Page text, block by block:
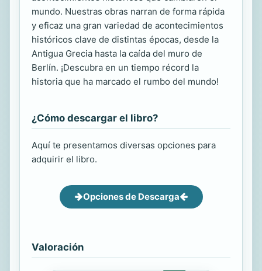
mundo. Nuestras obras narran de forma rápida
y eficaz una gran variedad de acontecimientos
históricos clave de distintas épocas, desde la
Antigua Grecia hasta la caída del muro de
Berlín. ¡Descubra en un tiempo récord la
historia que ha marcado el rumbo del mundo!
¿Cómo descargar el libro?
Aquí te presentamos diversas opciones para
adquirir el libro.
Opciones de Descarga
Valoración